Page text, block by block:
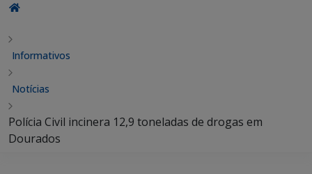
Informativos
Notícias
Polícia Civil incinera 12,9 toneladas de drogas em
Dourados